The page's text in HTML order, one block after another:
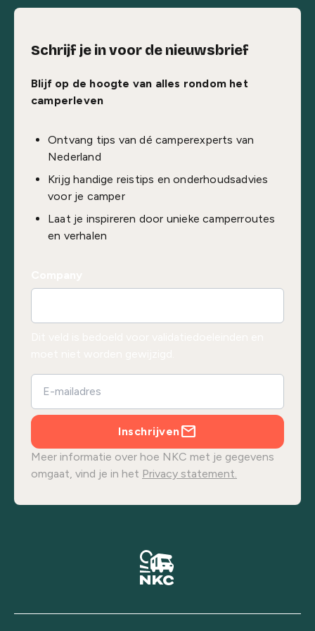
Schrijf je in voor de nieuwsbrief
Blijf op de hoogte van alles rondom het
camperleven
Ontvang tips van dé camperexperts van
Nederland
Krijg handige reistips en onderhoudsadvies
voor je camper
Laat je inspireren door unieke camperroutes
en verhalen
Inschrijven
Meer informatie over hoe NKC met je gegevens
omgaat, vind je in het Privacy statement.